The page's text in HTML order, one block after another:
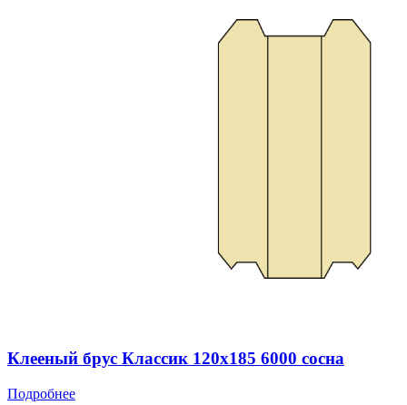
Клееный брус Классик 120x185 6000 сосна
Подробнее